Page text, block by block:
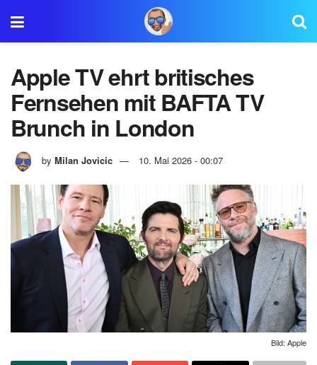
Apple TV ehrt britisches
Fernsehen mit BAFTA TV
Brunch in London
by Milan Jovicic 10. Mai 2026 - 00:07
Bild: Apple